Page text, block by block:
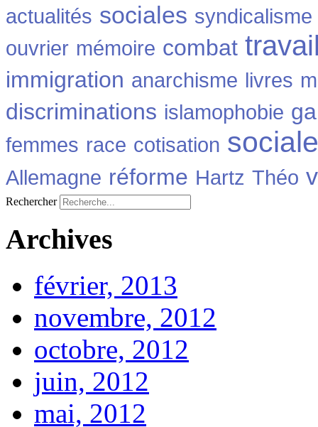
actualités sociales syndicalisme
ouvrier mémoire combat
immigration anarchisme livres
discriminations islamophobie
femmes race cotisation sociale
Allemagne réforme Hartz Théo
Rechercher
Archives
février, 2013
novembre, 2012
octobre, 2012
juin, 2012
mai, 2012